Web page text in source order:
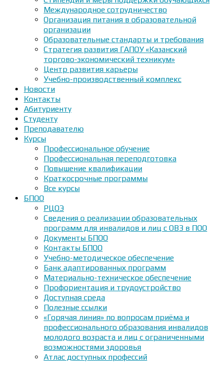
Международное сотрудничество
Организация питания в образовательной
организации
Образовательные стандарты и требования
Стратегия развития ГАПОУ «Казанский
торгово-экономический техникум»
Центр развития карьеры
Учебно-производственный комплекс
Новости
Контакты
Абитуриенту
Студенту
Преподавателю
Курсы
Профессиональное обучение
Профессиональная переподготовка
Повышение квалификации
Краткосрочные программы
Все курсы
БПОО
РЦОЭ
Сведения о реализации образовательных
программ для инвалидов и лиц с ОВЗ в ПОО
Документы БПОО
Контакты БПОО
Учебно-методическое обеспечение
Банк адаптированных программ
Материально-техническое обеспечение
Профориентация и трудоустройство
Доступная среда
Полезные ссылки
«Горячая линия» по вопросам приёма и
профессионального образования инвалидов
молодого возраста и лиц с ограниченными
возможностями здоровья
Атлас доступных профессий